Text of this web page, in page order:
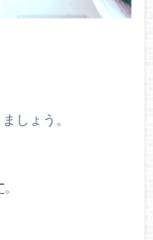
しょう。
。